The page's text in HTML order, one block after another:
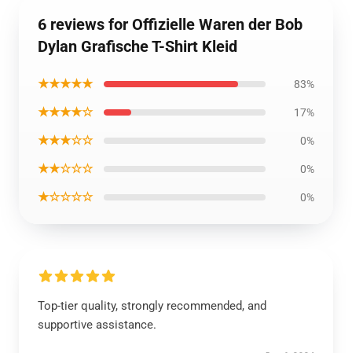
6 reviews for Offizielle Waren der Bob
Dylan Grafische T-Shirt Kleid
★★★★★ 83%
★★★★☆ 17%
★★★☆☆ 0%
★★☆☆☆ 0%
★☆☆☆☆ 0%
Top-tier quality, strongly recommended, and
supportive assistance.